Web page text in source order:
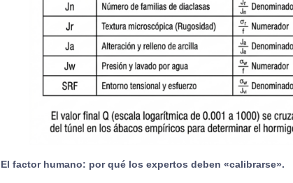
El factor humano: por qué los expertos deben «calibrarse».